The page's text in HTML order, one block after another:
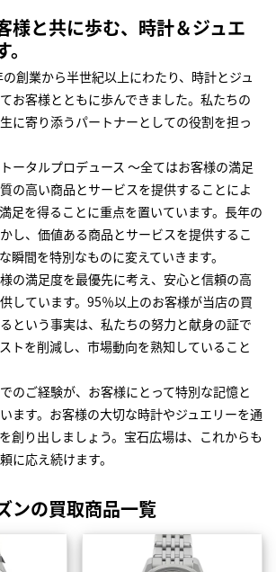
様と共に歩む、時計＆ジュエ
創業から半世紀以上にわたり、時計とジュ
お客様とともに歩んできました。私たちの
に寄り添うパートナーとしての役割を担っ
ータルプロデュース ～全てはお客様の満足
の高い商品とサービスを提供することによ
足を得ることに重点を置いています。長年の
し、価値ある商品とサービスを提供するこ
瞬間を特別なものに変えていきます。
の満足度を最優先に考え、安心と信頼の高
しています。95％以上のお客様が当店の買
という事実は、私たちの努力と献身の証で
トを削減し、市場動向を熟知していること
のご経験が、お客様にとって特別な記憶と
ます。お客様の大切な時計やジュエリーを通
創り出しましょう。宝石広場は、これからも
に応え続けます。
ンの買取商品一覧